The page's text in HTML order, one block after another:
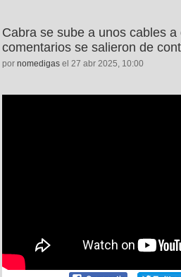
Cabra se sube a unos cables a
comentarios se salieron de
por nomedigas el 27 abr 2025, 10:00